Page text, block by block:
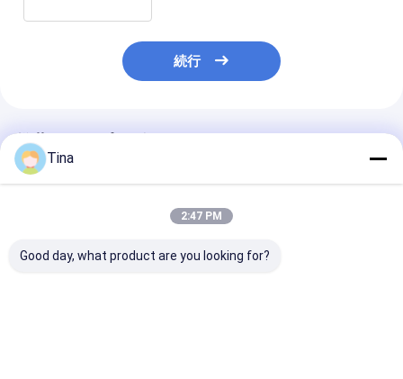
続行
推薦されたプロダクト
Tina
2:47 PM
Good day, what product are you looking for?